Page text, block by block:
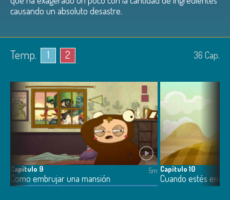
causando un absoluto desastre.
Temp. 1 2 36 Cap.
Capítulo 9
Como embrujar una mansión
5m Capítulo 10
Cuando estés